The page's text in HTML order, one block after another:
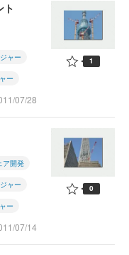
ト
ャー
ー
07/28
1
ア開発
ャー
ー
07/14
0